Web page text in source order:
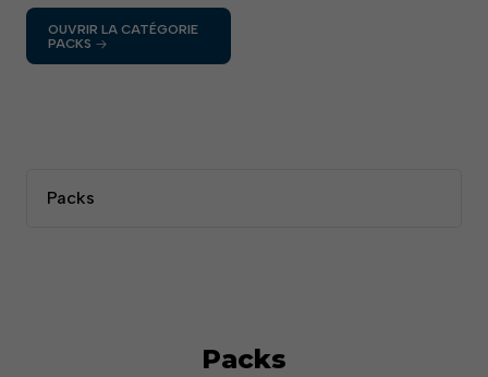
OUVRIR LA CATÉGORIE
PACKS
Packs
Packs